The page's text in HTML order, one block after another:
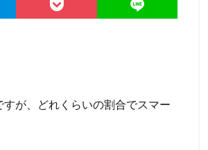
が、どれくらいの割合でスマー